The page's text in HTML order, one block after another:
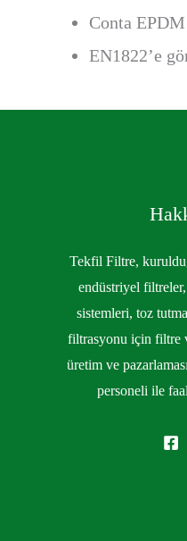
Conta
EN1822’e
Tekfil Filtre,
endüstriyel
sistemleri, toz
filtrasyonu için filtre
üretim ve
personeli ile